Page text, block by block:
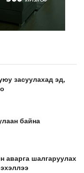
засуулахад эд,
байна
аварга шалгаруулах